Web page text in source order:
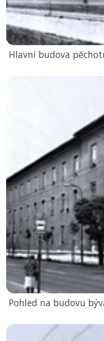
Hlavní budova
Pohled na budovu